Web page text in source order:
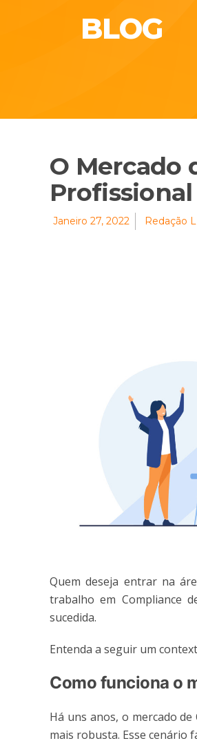
BLOG
O Mercado
Janeiro 27, 2022 Redação
Quem deseja entrar na
trabalho em Compliance
sucedida.
Entenda a seguir um
Como funciona o
Há uns anos, o mercado
mais robusta. Esse cenário